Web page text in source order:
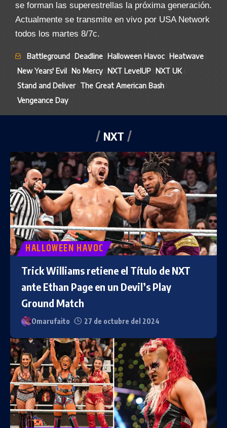
se forman las superestrellas la próxima generación.
Actualmente se transmite en vivo por USA Network
todos los martes 8/7c.
Battleground Deadline Halloween Havoc Heatwave
New Years' Evil No Mercy NXT LevelUP NXT UK
Stand and Deliver The Great American Bash
Vengeance Day
NXT
HALLOWEEN HAVOC
Trick Williams retiene el Título de NXT
ante Ethan Page en un Devil’s Play
Ground Match
Omarufaito 27 de octubre del 2024